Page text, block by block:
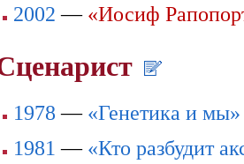
2002 — «Иосиф
1978 — «Генетика и мы»
1981 — «Кто разбудит